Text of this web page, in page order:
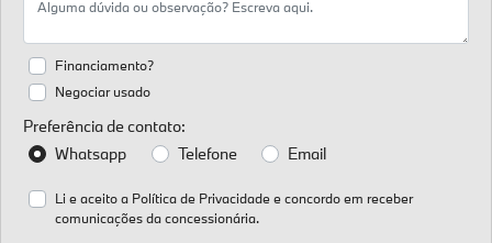
Financiamento?
Negociar usado
Preferência de contato:
Whatsapp
Telefone Email
Li e aceito a Política de Privacidadee concordo em receber
comunicações da concessionária.